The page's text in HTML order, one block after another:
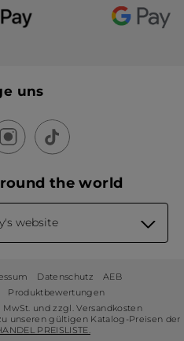
uns
the world
website
Datenschutz
AEB
Produktbewertungen
und zzgl. Versandkosten
unseren gültigen Katalog-Preisen der
PREISLISTE.